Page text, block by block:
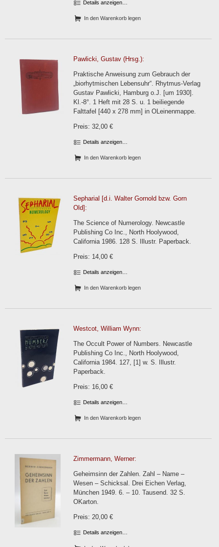
Details anzeigen…
In den Warenkorb legen
Pawlicki, Gustav (Hrsg.):
Praktische Anweisung zum Gebrauch der
„biorhytmischen Lebensuhr“. Rhytmus-Verlag
Gustav Pawlicki, Hamburg o.J. [um 1930].
Kl.-8°. 1 Heft mit 28 S. u. 1 beiliegende
Falttafel [440 x 278 mm] in OLeinenmappe.
Preis: 32,00 €
Details anzeigen…
In den Warenkorb legen
Sepharial [d.i. Walter Gornold bzw. Gorn
Old]:
The Science of Numerology. Newcastle
Publishing Co Inc., North Hoolywood,
California 1986. 128 S. Illustr. Paperback.
Preis: 14,00 €
Details anzeigen…
In den Warenkorb legen
Westcot, William Wynn:
The Occult Power of Numbers. Newcastle
Publishing Co Inc., North Hoolywood,
California 1984. 127, [1] w. S. Illustr.
Paperback.
Preis: 16,00 €
Details anzeigen…
In den Warenkorb legen
Zimmermann, Werner:
Geheimsinn der Zahlen. Zahl – Name –
Wesen – Schicksal. Drei Eichen Verlag,
München 1949. 6. – 10. Tausend. 32 S.
OKarton.
Preis: 20,00 €
Details anzeigen…